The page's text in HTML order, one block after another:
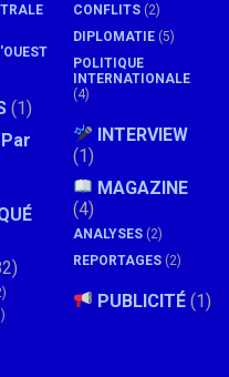
(1)
CONFLITS (2)
DIPLOMATIE (5)
POLITIQUE
INTERNATIONALE
(4)
INTERVIEW
(1)
MAGAZINE
(4)
ANALYSES (2)
REPORTAGES (2)
PUBLICITÉ (1)